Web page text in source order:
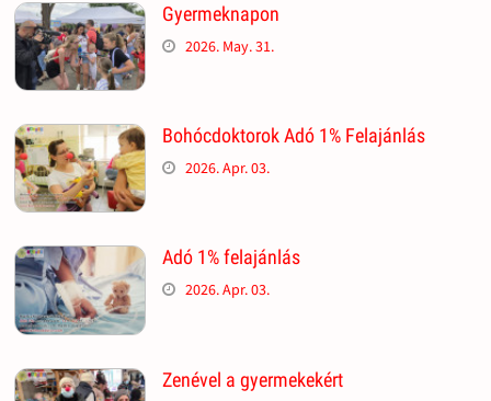
Gyermeknapon
2026. May. 31.
Bohócdoktorok Adó 1% Felajánlás
2026. Apr. 03.
Adó 1% felajánlás
2026. Apr. 03.
Zenével a gyermekekért